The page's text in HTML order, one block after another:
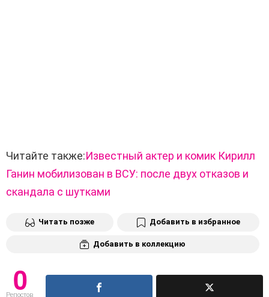
Читайте также:Известный актер и комик Кирилл
Ганин мобилизован в ВСУ: после двух отказов и
скандала с шутками
Читать позже Добавить в избранное
Добавить в коллекцию
0
Репостов